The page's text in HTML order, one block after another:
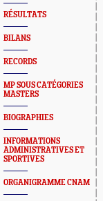
RÉSULTATS
BILANS
RECORDS
MP SOUS CATÉGORIES
MASTERS
BIOGRAPHIES
INFORMATIONS
ADMINISTRATIVES ET
SPORTIVES
ORGANIGRAMME CNAM